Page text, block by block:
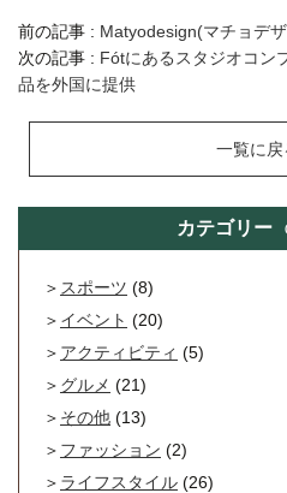
前の記事 : Matyodesign(マチョデ
次の記事 : Fótにあるスタジオコン
品を外国に提供
一覧に戻
カテゴリー
スポーツ (8)
イベント (20)
アクティビティ (5)
グルメ (21)
その他 (13)
ファッション (2)
ライフスタイル (26)